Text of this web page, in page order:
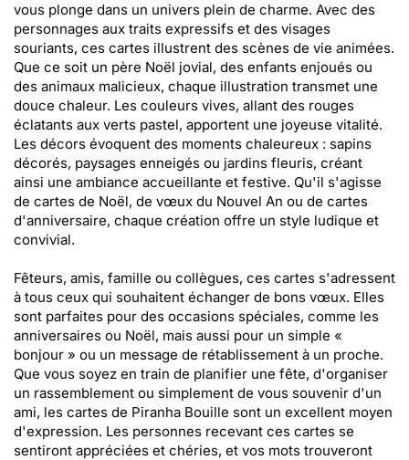
vous plonge dans un univers plein de charme. Avec des
personnages aux traits expressifs et des visages
souriants, ces cartes illustrent des scènes de vie animées.
Que ce soit un père Noël jovial, des enfants enjoués ou
des animaux malicieux, chaque illustration transmet une
douce chaleur. Les couleurs vives, allant des rouges
éclatants aux verts pastel, apportent une joyeuse vitalité.
Les décors évoquent des moments chaleureux : sapins
décorés, paysages enneigés ou jardins fleuris, créant
ainsi une ambiance accueillante et festive. Qu'il s'agisse
de cartes de Noël, de vœux du Nouvel An ou de cartes
d'anniversaire, chaque création offre un style ludique et
convivial.
Fêteurs, amis, famille ou collègues, ces cartes s'adressent
à tous ceux qui souhaitent échanger de bons vœux. Elles
sont parfaites pour des occasions spéciales, comme les
anniversaires ou Noël, mais aussi pour un simple «
bonjour » ou un message de rétablissement à un proche.
Que vous soyez en train de planifier une fête, d'organiser
un rassemblement ou simplement de vous souvenir d'un
ami, les cartes de Piranha Bouille sont un excellent moyen
d'expression. Les personnes recevant ces cartes se
sentiront appréciées et chéries, et vos mots trouveront